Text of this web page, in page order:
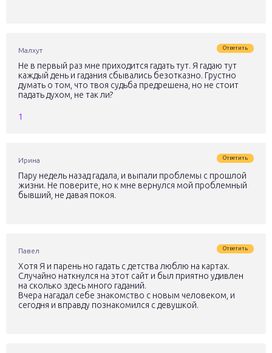
Малхут Ответить
Не в первый раз мне приходится гадать тут. Я гадаю тут
каждый день и гадания сбывались безотказно. Грустно
думать о том, что твоя судьба предрешена, но не стоит
падать духом, не так ли?
1
Ирина Ответить
Пару недель назад гадала, и выпали проблемы с прошлой
жизни. Не поверите, но к мне вернулся мой проблемный
бывший, не давая покоя.
Павел Ответить
Хотя Я и парень но гадать с детства люблю на картах.
Случайно наткнулся на этот сайт и был приятно удивлен
на сколько здесь много гаданий.
Вчера нагадал себе знакомство с новым человеком, и
сегодня и вправду познакомился с девушкой.